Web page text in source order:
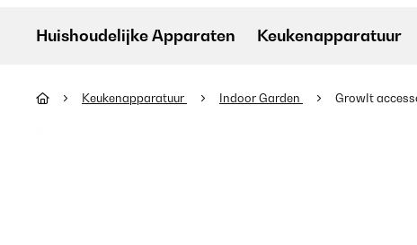
Huishoudelijke Apparaten Keukenapparatuur
Keukenapparatuur Indoor Garden GrowIt